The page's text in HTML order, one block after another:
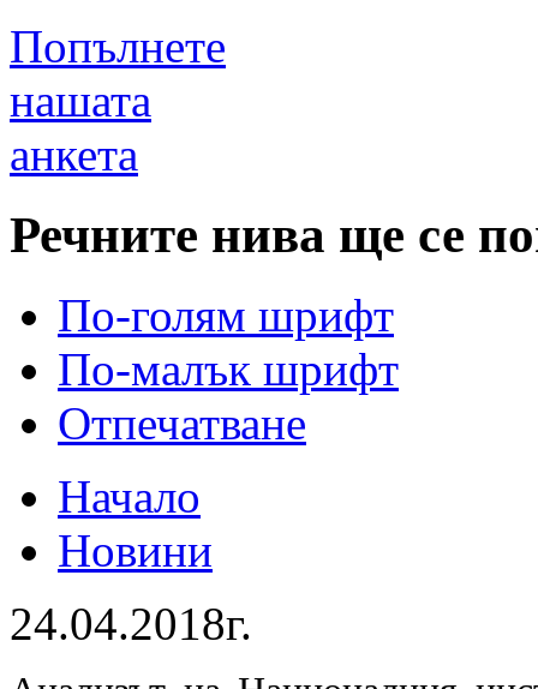
Попълнете
нашата
анкета
Речните нива ще се
По-голям шрифт
По-малък шрифт
Отпечатване
Начало
Новини
24.04.2018г.